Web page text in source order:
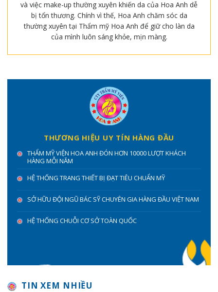
và việc make-up thường xuyên khiến da của Hoa Anh dễ
bị tổn thương. Chính vì thế, Hoa Anh chăm sóc da
thường xuyên tại Thẩm mỹ Hoa Anh để giữ cho làn da
của mình luôn sáng khỏe, mịn màng.
THƯƠNG HIỆU UY TÍN HÀNG ĐẦU
THẨM MỸ VIỆN HOA ANH ĐÓN HƠN 10000 LƯỢT KHÁCH
HÀNG MỖI NĂM
HỆ THỐNG TRANG THIẾT BỊ ĐẠT TIÊU CHUẨN MỸ
SỞ HỮU ĐỘI NGŨ BÁC SỸ CHUYÊN GIA HÀNG ĐẦU VIỆT NAM
HỆ THỐNG CHUỖI CƠ SỞ TOÀN QUỐC
TIN XEM NHIỀU